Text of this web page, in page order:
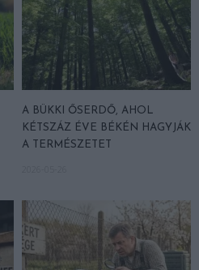
A BÜKKI ŐSERDŐ, AHOL
KÉTSZÁZ ÉVE BÉKÉN HAGYJÁK
A TERMÉSZETET